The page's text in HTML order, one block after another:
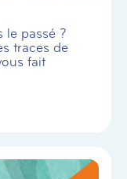
le passé ?
traces de
fait